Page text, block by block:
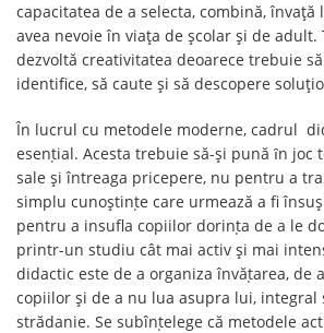
capacitatea de a selecta, combină,
avea nevoie în viața de școlar și de adult.
dezvoltă creativitatea deoarece trebuie să
identifice, să caute și să descopere
În lucrul cu metodele moderne, cadrul
esenṭial. Acesta trebuie să-și pună ȋn joc
sale și întreaga pricepere, nu pentru a
simplu cunoștinṭe care urmează a fi
pentru a insufla copiilor dorinṭa de a le
printr-un studiu cât mai activ și mai
didactic este de a organiza învăṭarea, de
copiilor și de a nu lua asupra lui, integral
strădanie. Se subînṭelege că metodele